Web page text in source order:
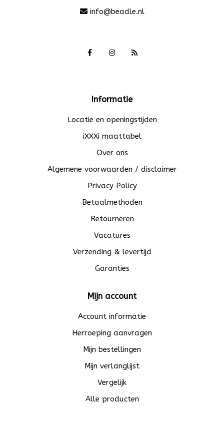
info@beadle.nl
Informatie
Locatie en openingstijden
iXXXi maattabel
Over ons
Algemene voorwaarden / disclaimer
Privacy Policy
Betaalmethoden
Retourneren
Vacatures
Verzending & levertijd
Garanties
Mijn account
Account informatie
Herroeping aanvragen
Mijn bestellingen
Mijn verlanglijst
Vergelijk
Alle producten